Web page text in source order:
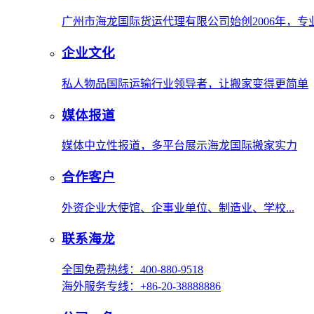
广州市海龙国际货运代理有限公司始创2006年，
企业文化
私人物品国际运输行业领导者，让搬家变得更简单
媒体报道
媒体中立性报道，多平台展示海龙国际搬家实力
合作客户
外资企业大使馆、企事业单位、制造业、学校...
联系海龙
全国免费热线：400-880-9518
海外服务专线：+86-20-38888886